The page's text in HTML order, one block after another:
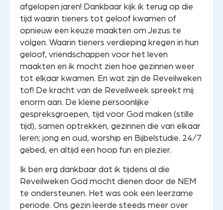
afgelopen jaren! Dankbaar kijk ik terug op die
tijd waarin tieners tot geloof kwamen of
opnieuw een keuze maakten om Jezus te
volgen. Waarin tieners verdieping kregen in hun
geloof, vriendschappen voor het leven
maakten en ik mocht zien hoe gezinnen weer
tot elkaar kwamen. En wat zijn de Reveilweken
tof! De kracht van de Reveilweek spreekt mij
enorm aan. De kleine persoonlijke
gespreksgroepen, tijd voor God maken (stille
tijd), samen optrekken, gezinnen die van elkaar
leren; jong en oud, worship en Bijbelstudie. 24/7
gebed, en altijd een hoop fun en plezier.
Ik ben erg dankbaar dat ik tijdens al die
Reveilweken God mocht dienen door de NEM
te ondersteunen. Het was ook een leerzame
periode. Ons gezin leerde steeds meer over